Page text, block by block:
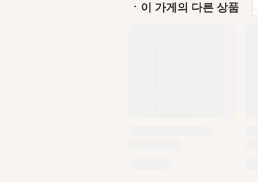
ㆍ이 가게의 다른 상품